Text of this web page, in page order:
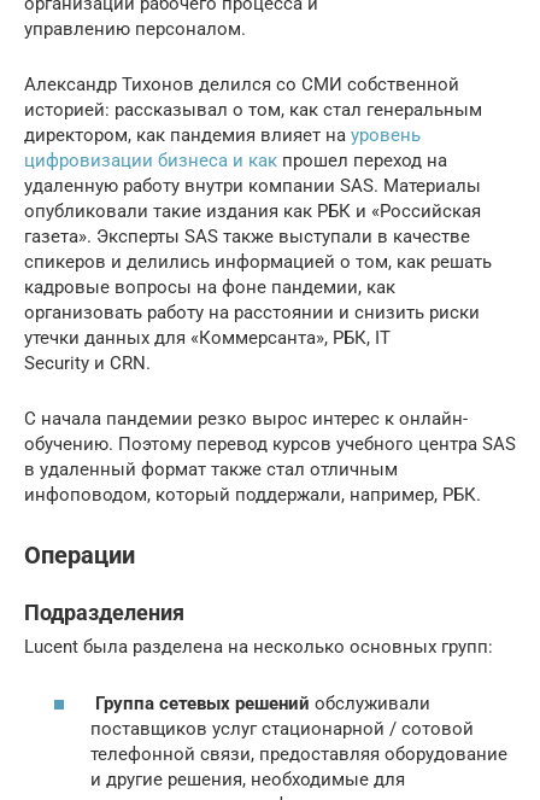
управлению персоналом.
Александр Тихонов делился со СМИ собственной
историей: рассказывал о том, как стал генеральным
директором, как пандемия влияет на уровень
цифровизации бизнеса и как прошел переход на
удаленную работу внутри компании SAS. Материалы
опубликовали такие издания как РБК и «Российская
газета». Эксперты SAS также выступали в качестве
спикеров и делились информацией о том, как решать
кадровые вопросы на фоне пандемии, как
организовать работу на расстоянии и снизить риски
утечки данных для «Коммерсанта», РБК, IT
Security и CRN.
С начала пандемии резко вырос интерес к онлайн-
обучению. Поэтому перевод курсов учебного центра SAS
в удаленный формат также стал отличным
инфоповодом, который поддержали, например, РБК.
Операции
Подразделения
Lucent была разделена на несколько основных групп:
Группа сетевых решений обслуживали
поставщиков услуг стационарной / сотовой
телефонной связи, предоставляя оборудование
и другие решения, необходимые для